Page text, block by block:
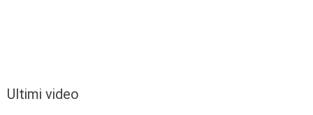
Ultimi video